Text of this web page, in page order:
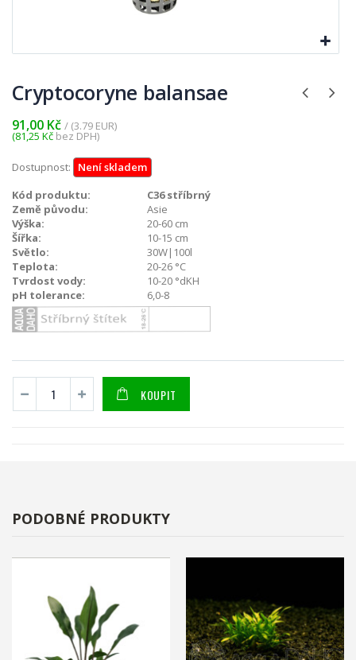
Cryptocoryne balansae
91,00 Kč / (3.79 EUR)
(81,25 Kč bez DPH)
Dostupnost:
Není skladem
Kód produktu:
C36 stříbrný
Země původu:
Asie
Výška:
20-60 cm
Šířka:
10-15 cm
Světlo:
30W|100l
Teplota:
20-26 °C
Tvrdost vody:
10-20 °dKH
pH tolerance:
6,0-8
KOUPIT
PODOBNÉ PRODUKTY